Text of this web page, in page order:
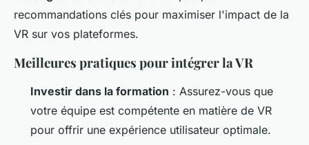
recommandations clés pour maximiser l'impact de la
VR sur vos plateformes.
Meilleures pratiques pour intégrer la VR
Investir dans la formation : Assurez-vous que
votre équipe est compétente en matière de VR
pour offrir une expérience utilisateur optimale.